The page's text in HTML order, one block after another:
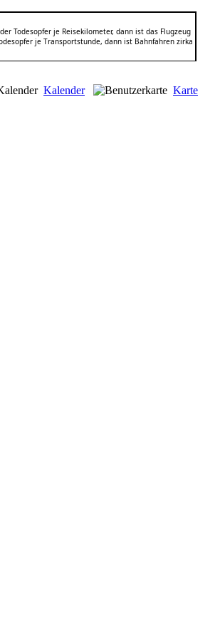
Todesopfer je Reisekilometer, dann ist das Flugzeug
je Transportstunde, dann ist Bahnfahren zirka
Kalender
Karte